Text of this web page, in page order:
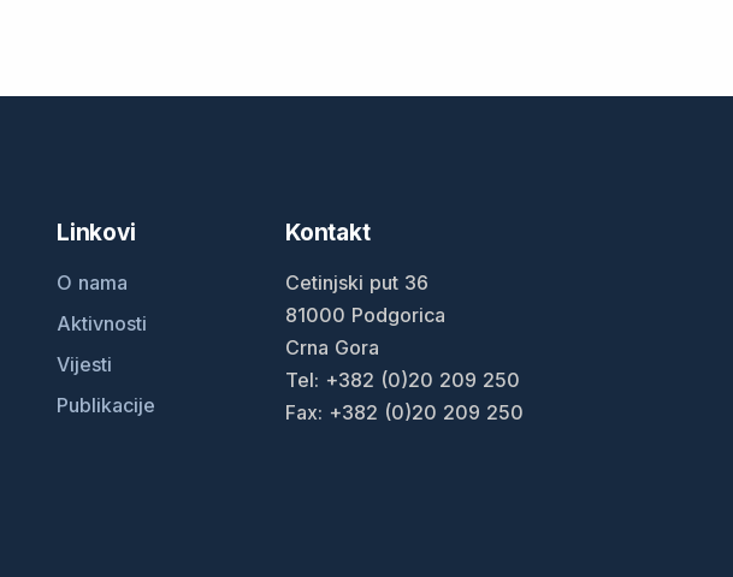
Linkovi
O nama
Aktivnosti
Vijesti
Publikacije
Kontakt
Cetinjski put 36
81000 Podgorica
Crna Gora
Tel: +382 (0)20 209 250
Fax: +382 (0)20 209 250